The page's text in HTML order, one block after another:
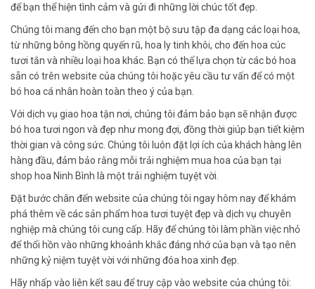
để bạn thể hiện tình cảm và gửi đi những lời chúc tốt đẹp.
Chúng tôi mang đến cho bạn một bộ sưu tập đa dạng các loại hoa,
từ những bông hồng quyến rũ, hoa ly tinh khôi, cho đến hoa cúc
tươi tắn và nhiều loại hoa khác. Bạn có thể lựa chọn từ các bó hoa
sẵn có trên website của chúng tôi hoặc yêu cầu tư vấn để có một
bó hoa cá nhân hoàn toàn theo ý của bạn.
Với dịch vụ giao hoa tận nơi, chúng tôi đảm bảo bạn sẽ nhận được
bó hoa tươi ngon và đẹp như mong đợi, đồng thời giúp bạn tiết kiệm
thời gian và công sức. Chúng tôi luôn đặt lợi ích của khách hàng lên
hàng đầu, đảm bảo rằng mỗi trải nghiệm mua hoa của bạn tại
shop hoa Ninh Bình là một trải nghiệm tuyệt vời.
Đặt bước chân đến website của chúng tôi ngay hôm nay để khám
phá thêm về các sản phẩm hoa tươi tuyệt đẹp và dịch vụ chuyên
nghiệp mà chúng tôi cung cấp. Hãy để chúng tôi làm phần việc nhỏ
để thổi hồn vào những khoảnh khắc đáng nhớ của bạn và tạo nên
những kỷ niệm tuyệt vời với những đóa hoa xinh đẹp.
Hãy nhấp vào liên kết sau để truy cập vào website của chúng tôi: